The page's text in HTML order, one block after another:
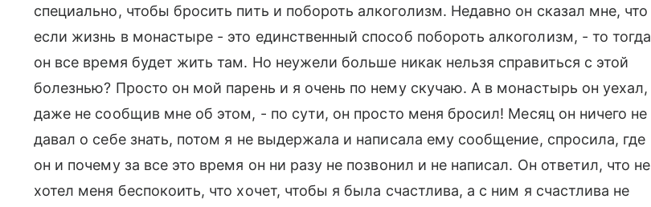
специально, чтобы бросить пить и побороть алкоголизм. Недавно он сказал мне, что
если жизнь в монастыре - это единственный способ побороть алкоголизм, - то тогда
он все время будет жить там. Но неужели больше никак нельзя справиться с этой
болезнью? Просто он мой парень и я очень по нему скучаю. А в монастырь он уехал,
даже не сообщив мне об этом, - по сути, он просто меня бросил! Месяц он ничего не
давал о себе знать, потом я не выдержала и написала ему сообщение, спросила, где
он и почему за все это время он ни разу не позвонил и не написал. Он ответил, что не
хотел меня беспокоить, что хочет, чтобы я была счастлива, а с ним я счастлива не